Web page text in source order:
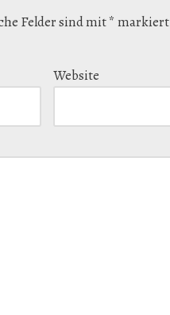
Felder sind mit* markiert
Website